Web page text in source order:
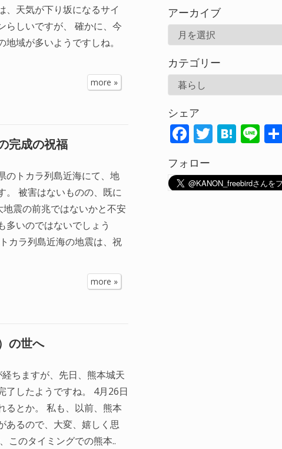
、天気が下り坂になるサイ
らしいですが、 確かに、今
地域が多いようですしね。
more »
完成の祝福
のトカラ列島近海にて、地
。 被害はないものの、既に
震の前兆ではないかと不安
多いのではないでしょう
カラ列島近海の地震は、祝
more »
の世へ
ちますが、先日、熊本城天
了したようですね。 4月26日
るとか。 私も、以前、熊本
あるので、大変、嬉しく思
このタイミングでの熊本..
アーカイブ
ー
カ
ブ
カテゴリー
テ
ゴ
リ
シェア
F
e
b
T
itt
er
H
e
n
Li
e
フォロー